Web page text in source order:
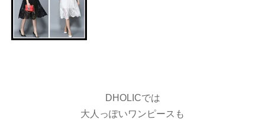
DHOLICでは
大人っぽいワンピースも